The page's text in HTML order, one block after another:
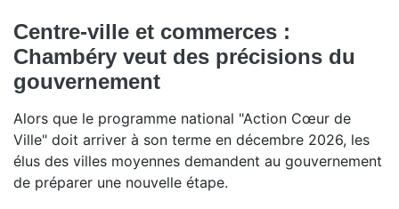
Centre-ville et commerces :
Chambéry veut des précisions du
gouvernement
Alors que le programme national "Action Cœur de
Ville" doit arriver à son terme en décembre 2026, les
élus des villes moyennes demandent au gouvernement
de préparer une nouvelle étape.